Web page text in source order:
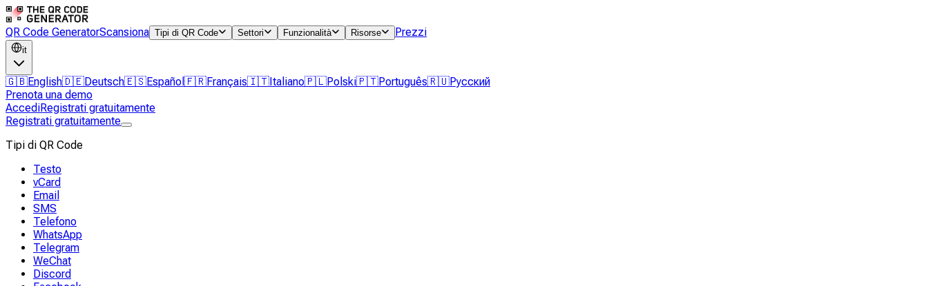
QR Code GeneratorScansiona Tipi di QR Code Settori Funzionalità Risorse Prezzi
it
🇬🇧English🇩🇪Deutsch🇪🇸Español 🇫🇷Français🇮🇹Italiano🇵🇱Polski🇵🇹Português🇷🇺Русский
Prenota una demo
AccediRegistrati gratuitamente
Registrati gratuitamente
Tipi di QR Code
Testo
vCard
Email
SMS
Telefono
WhatsApp
Telegram
WeChat
Discord